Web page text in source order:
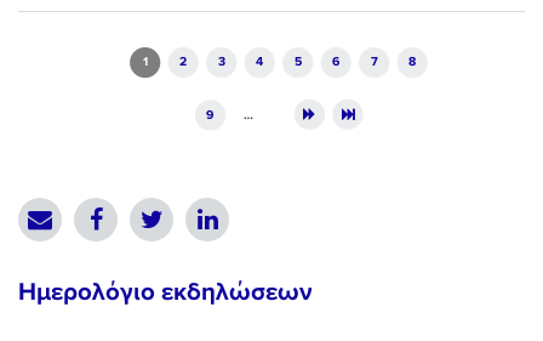
1 2 3 4 5 6 7 8
9 …
Ημερολόγιο εκδηλώσεων